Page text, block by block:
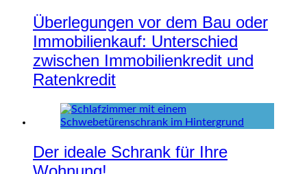
Überlegungen vor dem Bau oder
Immobilienkauf: Unterschied
zwischen Immobilienkredit und
Ratenkredit
Der ideale Schrank für Ihre